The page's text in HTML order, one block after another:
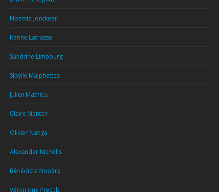
Noémie Jonckeer
Karine Latrasse
Sandrine Limbourg
Sibylle Malphettes
Julien Mathieu
Claire Menten
Olivier Nanga
Alexander Nicholls
Bénédicte Nopère
Véronique Precub